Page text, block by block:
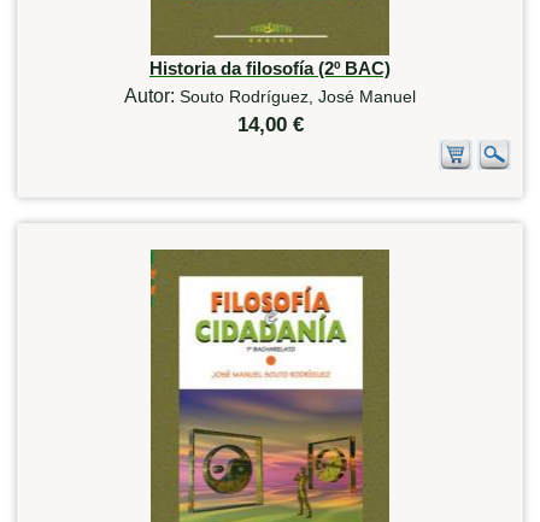
Historia da filosofía (2º BAC)
Autor: Souto Rodríguez, José Manuel
14,00 €